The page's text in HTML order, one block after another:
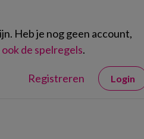
Heb je nog geen account,
ook de spelregels.
Registreren Login